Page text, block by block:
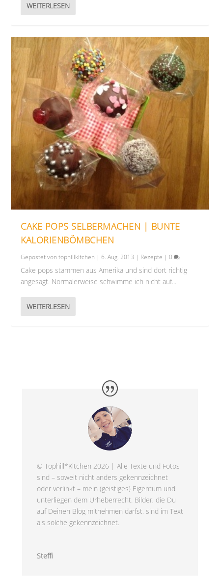
WEITERLESEN
CAKE POPS SELBERMACHEN | BUNTE
KALORIENBÖMBCHEN
Gepostet vontophillkitchen |6. Aug. 2013 | Rezepte |0
Cake pops stammen aus Amerika und sind dort richtig
angesagt. Normalerweise schwimme ich nicht auf...
WEITERLESEN
© Tophill*Kitchen 2026 | Alle Texte und Fotos
sind – soweit nicht anders gekennzeichnet
oder verlinkt – mein (geistiges) Eigentum und
unterliegen dem Urheberrecht. Bilder, die Du
auf Deinen Blog mitnehmen darfst, sind im Text
als solche gekennzeichnet.
Steffi